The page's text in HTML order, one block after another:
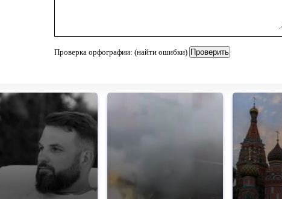
Проверка орфографии: (найти ошибки)